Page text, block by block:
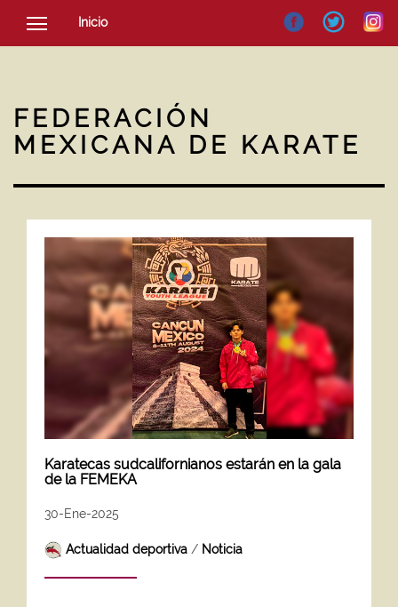
Inicio
SOCIEDAD
NOTICIAS
FEDERACIÓN
MEXICANA DE KARATE
Karatecas sudcalifornianos estarán en la gala
de la FEMEKA
30-Ene-2025
Actualidad deportiva / Noticia